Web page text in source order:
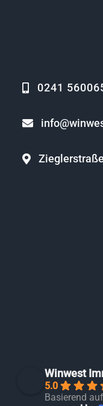
0241
Winwest
5.0
Basierend